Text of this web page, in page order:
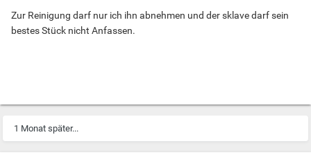
Zur Reinigung darf nur ich ihn abnehmen und der sklave darf sein
bestes Stück nicht Anfassen.
1 Monat später...